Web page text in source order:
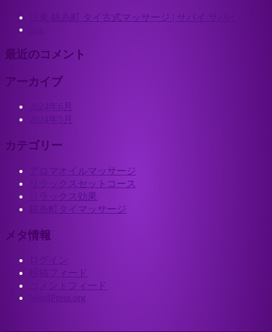
江東 錦糸町 タイ古式マッサージ | サバイ サバイ
最近のコメント
アーカイブ
2024年6月
2024年5月
カテゴリー
アロマオイルマッサージ
リラックスセットコース
リラックス効果
錦糸町タイマッサージ
メタ情報
ログイン
投稿フィード
コメントフィード
WordPress.org